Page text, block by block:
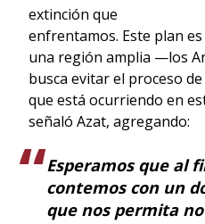
extinción que
enfrentamos. Este plan
una región amplia —los
busca evitar el proceso
que está ocurriendo en
señaló Azat, agregando:
Esperamos que al
contemos con un
que nos permita